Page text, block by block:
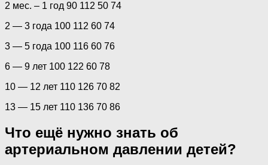
2 мес. – 1 год 90 112 50 74
2 — 3 года 100 112 60 74
3 — 5 года 100 116 60 76
6 — 9 лет 100 122 60 78
10 — 12 лет 110 126 70 82
13 — 15 лет 110 136 70 86
Что ещё нужно знать об
артериальном давлении детей?